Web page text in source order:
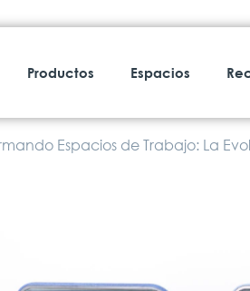
Productos Espacios
Espacios de Trabajo: La